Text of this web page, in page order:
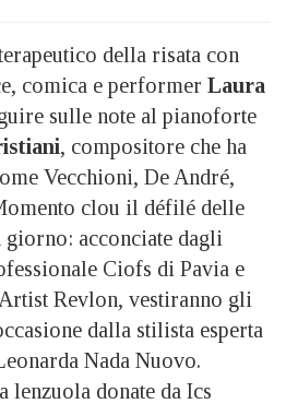
della risata con
comica e performer Laura
sulle note al pianoforte
, compositore che ha
Vecchioni, De André,
clou il défilé delle
giorno: acconciate dagli
Ciofs di Pavia e
Revlon, vestiranno gli
dalla stilista esperta
Nada Nuovo.
lenzuola donate da Ics